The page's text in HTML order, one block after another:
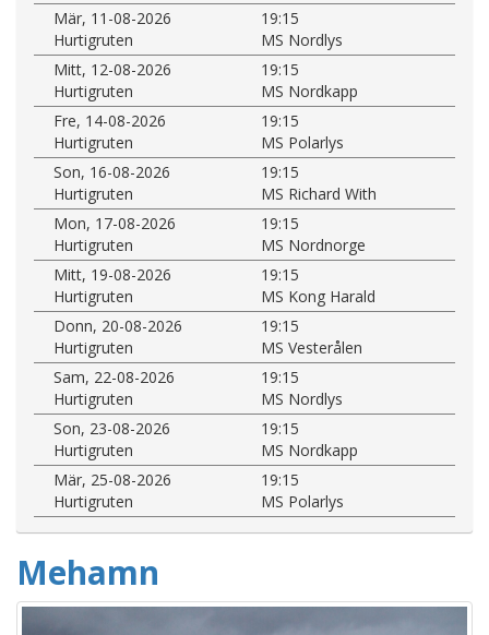
Mär, 11-08-2026
19:15
Hurtigruten
MS Nordlys
Mitt, 12-08-2026
19:15
Hurtigruten
MS Nordkapp
Fre, 14-08-2026
19:15
Hurtigruten
MS Polarlys
Son, 16-08-2026
19:15
Hurtigruten
MS Richard With
Mon, 17-08-2026
19:15
Hurtigruten
MS Nordnorge
Mitt, 19-08-2026
19:15
Hurtigruten
MS Kong Harald
Donn, 20-08-2026
19:15
Hurtigruten
MS Vesterålen
Sam, 22-08-2026
19:15
Hurtigruten
MS Nordlys
Son, 23-08-2026
19:15
Hurtigruten
MS Nordkapp
Mär, 25-08-2026
19:15
Hurtigruten
MS Polarlys
Mehamn